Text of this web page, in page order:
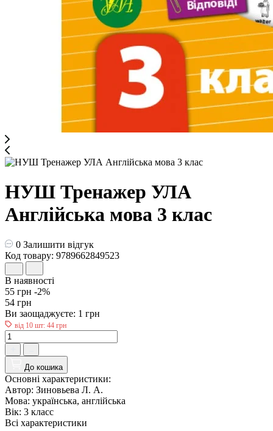
НУШ Тренажер УЛА
Англійська мова 3 клас
0 Залишити відгук
Код товару: 9789662849523
В наявності
55 грн -2%
54 грн
Ви заощаджуєте: 1 грн
від 10 шт: 44 грн
До кошика
Основні характеристики:
Автор: Зиновьева Л. А.
Мова: українська, англійська
Вік: 3 класс
Всі характеристики